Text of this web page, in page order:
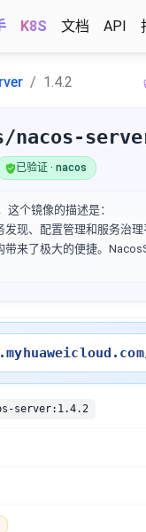
K8S 文档 API
1.4.2
nacos-
已验证 · nacos
这个镜像的描述是：
现、配置管理和服务治
来了极大的便捷。
server:1.4.2